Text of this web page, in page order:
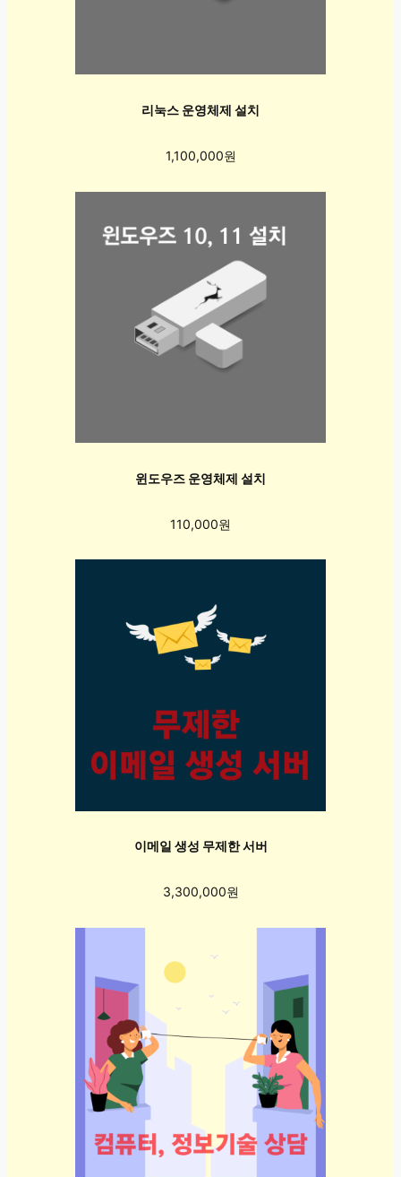
리눅스 운영체제 설치
1,100,000원
윈도우즈 운영체제 설치
110,000원
이메일 생성 무제한 서버
3,300,000원